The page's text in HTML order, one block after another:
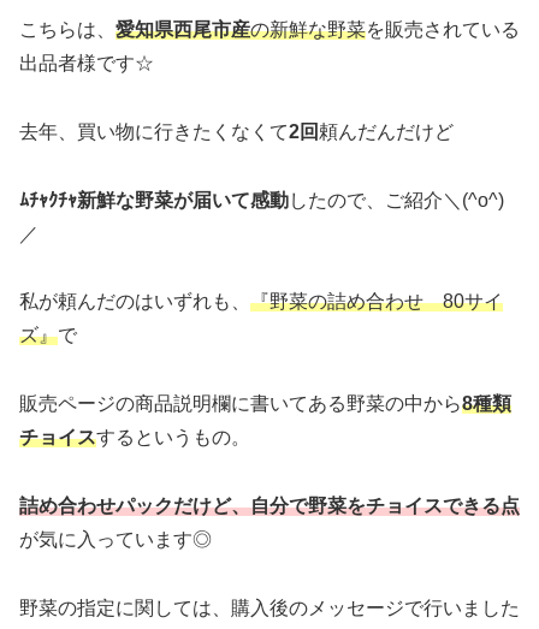
こちらは、 愛知県西尾市産の新鮮な野菜を販売されている
出品者様です☆
去年、買い物に行きたくなくて2回 頼んだんだけど
ﾑﾁｬｸﾁｬ新鮮な野菜が届いて感動したので、ご紹介＼(^o^)
／
私が頼んだのはいずれも、 『野菜の詰め合わせ 80サイ
ズ』で
販売ページの商品説明欄に書いてある野菜の中から8種類
チョイスするというもの。
詰め合わせパックだけど、自分で野菜をチョイスできる点
が気に入っています◎
野菜の指定に関しては、購入後のメッセージで行いました